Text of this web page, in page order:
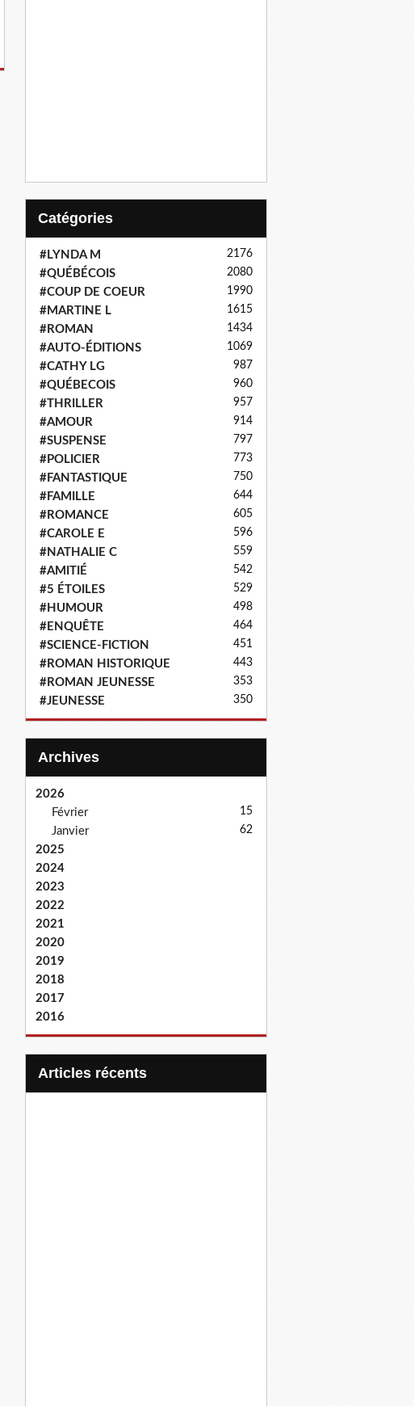
Catégories
#LYNDA M 2176
#QUÉBÉCOIS 2080
#COUP DE COEUR 1990
#MARTINE L 1615
#ROMAN 1434
#AUTO-ÉDITIONS 1069
#CATHY LG 987
#QUÉBECOIS 960
#THRILLER 957
#AMOUR 914
#SUSPENSE 797
#POLICIER 773
#FANTASTIQUE 750
#FAMILLE 644
#ROMANCE 605
#CAROLE E 596
#NATHALIE C 559
#AMITIÉ 542
#5 ÉTOILES 529
#HUMOUR 498
#ENQUÊTE 464
#SCIENCE-FICTION 451
#ROMAN HISTORIQUE 443
#ROMAN JEUNESSE 353
#JEUNESSE 350
Archives
2026
Février
15
Janvier 62
2025
2024
2023
2022
2021
2020
2019
2018
2017
2016
articles récents